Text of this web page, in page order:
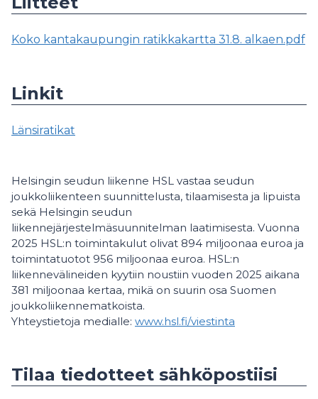
Koko kantakaupungin ratikkakartta 31.8. alkaen.pdf
Linkit
Länsiratikat
Helsingin seudun liikenne HSL vastaa seudun
joukkoliikenteen suunnittelusta, tilaamisesta ja lipuista
sekä Helsingin seudun
liikennejärjestelmäsuunnitelman laatimisesta. Vuonna
2025 HSL:n toimintakulut olivat 894 miljoonaa euroa ja
toimintatuotot 956 miljoonaa euroa. HSL:n
liikennevälineiden kyytiin noustiin vuoden 2025 aikana
381 miljoonaa kertaa, mikä on suurin osa Suomen
joukkoliikennematkoista.
Yhteystietoja medialle: www.hsl.fi/viestinta
Tilaa tiedotteet sähköpostiisi